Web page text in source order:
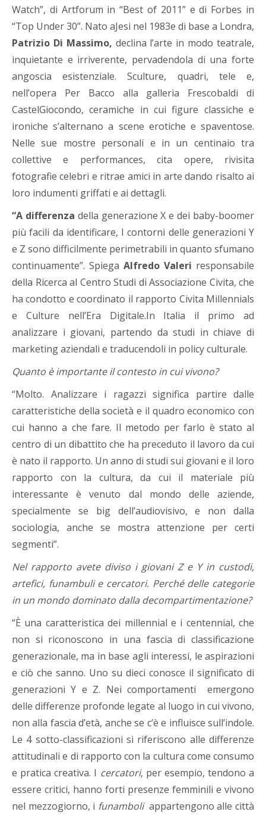
Watch”, di Artforum in “Best of 2011” e di Forbes in
“Top Under 30”. Nato aJesi nel 1983e di base a Londra,
Patrizio Di Massimo, declina l’arte in modo teatrale,
inquietante e irriverente, pervadendola di una forte
angoscia esistenziale. Sculture, quadri, tele e,
nell’opera Per Bacco alla galleria Frescobaldi di
CastelGiocondo, ceramiche in cui figure classiche e
ironiche s’alternano a scene erotiche e spaventose.
Nelle sue mostre personali e in un centinaio tra
collettive e performances, cita opere, rivisita
fotografie celebri e ritrae amici in arte dando risalto ai
loro indumenti griffati e ai dettagli.
“A differenza della generazione X e dei baby-boomer
più facili da identificare, I contorni delle generazioni Y
e Z sono difficilmente perimetrabili in quanto sfumano
continuamente”. Spiega Alfredo Valeri responsabile
della Ricerca al Centro Studi di Associazione Civita, che
ha condotto e coordinato il rapporto Civita Millennials
e Culture nell’Era Digitale.In Italia il primo ad
analizzare i giovani, partendo da studi in chiave di
marketing aziendali e traducendoli in policy culturale.
Quanto è importante il contesto in cui vivono?
“Molto. Analizzare i ragazzi significa partire dalle
caratteristiche della società e il quadro economico con
cui hanno a che fare. Il metodo per farlo è stato al
centro di un dibattito che ha preceduto il lavoro da cui
è nato il rapporto. Un anno di studi sui giovani e il loro
rapporto con la cultura, da cui il materiale più
interessante è venuto dal mondo delle aziende,
specialmente se big dell’audiovisivo, e non dalla
sociologia, anche se mostra attenzione per certi
segmenti”.
Nel rapporto avete diviso i giovani Z e Y in custodi,
artefici, funambuli e cercatori. Perché delle categorie
in un mondo dominato dalla decompartimentazione?
“È una caratteristica dei millennial e i centennial, che
non si riconoscono in una fascia di classificazione
generazionale, ma in base agli interessi, le aspirazioni
e ciò che sanno. Uno su dieci conosce il significato di
generazioni Y e Z. Nei comportamenti emergono
delle differenze profonde legate al luogo in cui vivono,
non alla fascia d’età, anche se c’è e influisce sull’indole.
Le 4 sotto-classificazioni si riferiscono alle differenze
attitudinali e di rapporto con la cultura come consumo
e pratica creativa. I cercatori, per esempio, tendono a
essere critici, hanno forti presenze femminili e vivono
nel mezzogiorno, i funamboliappartengono alle città